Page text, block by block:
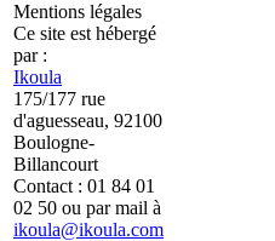
Mentions légales
Ce site est hébergé
par :
Ikoula
175/177 rue
d'aguesseau, 92100
Boulogne-
Billancourt
Contact : 01 84 01
02 50 ou par mail à
ikoula@ikoula.com